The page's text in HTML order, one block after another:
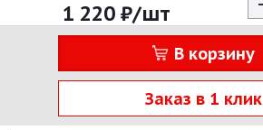
1 220 ₽/шт
В корзину
Заказ в 1 клик